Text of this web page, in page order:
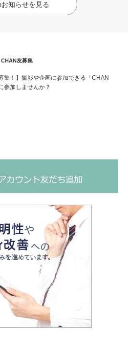
知らせを見る
CHAN友募集
集！】撮影や企画に参加できる「CHAN
参加しませんか？